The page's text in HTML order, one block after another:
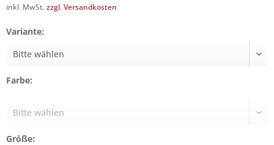
inkl. MwSt.zzgl. Versandkosten
Variante:
Farbe:
Größe: